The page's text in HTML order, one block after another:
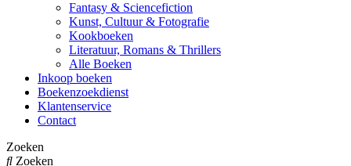
Fantasy & Sciencefiction
Kunst, Cultuur & Fotografie
Kookboeken
Literatuur, Romans & Thrillers
Alle Boeken
Inkoop boeken
Boekenzoekdienst
Klantenservice
Contact
Zoeken
Zoeken